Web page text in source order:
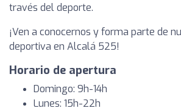
través del deporte.
¡Ven a conocernos y forma parte de
deportiva en Alcalá 525!
Horario de apertura
Domingo: 9h-14h
Lunes: 15h-22h